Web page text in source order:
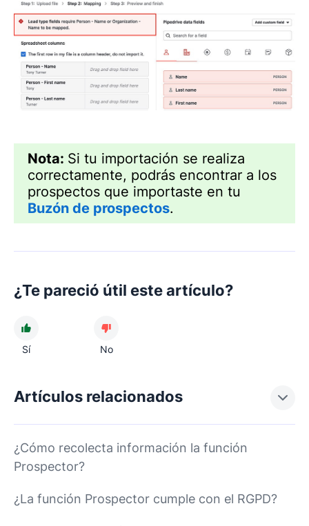
Nota: Si tu importación se realiza
correctamente, podrás encontrar a los
prospectos que importaste en tu
Buzón de prospectos.
¿Te pareció útil este artículo?
Sí No
Artículos relacionados
¿Cómo recolecta información la función
Prospector?
¿La función Prospector cumple con el RGPD?